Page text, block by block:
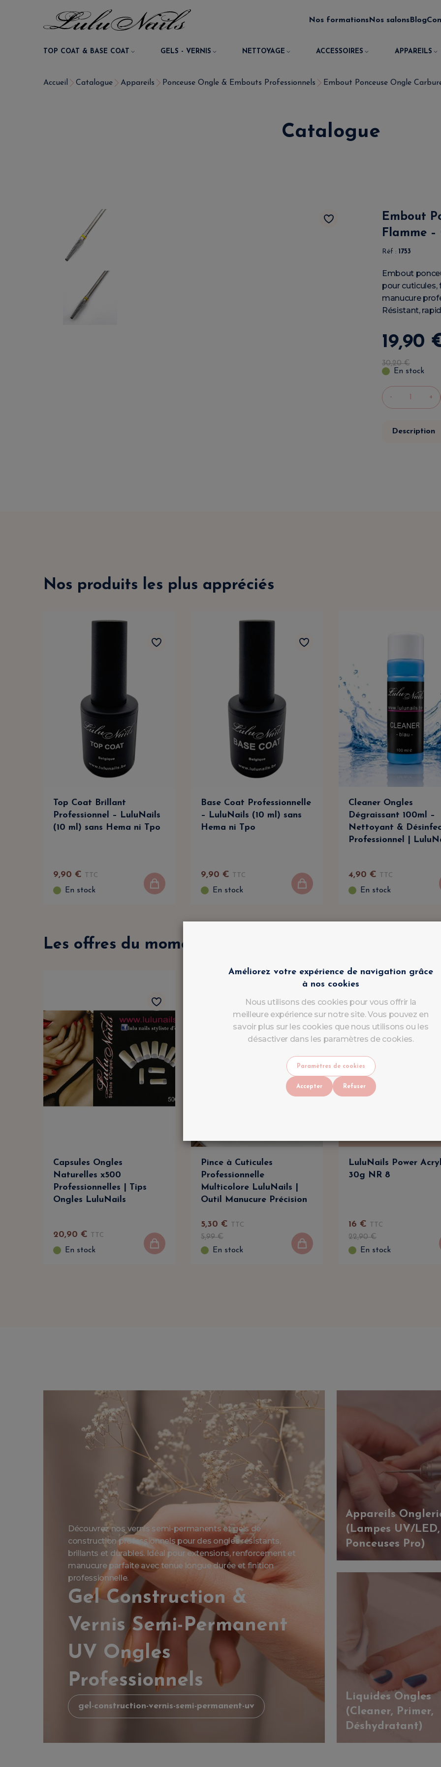
Nos formationsNos salons Blog
TOP COAT & BASE COAT GELS - VERNIS NETTOYAGE ACCESSOIRES APPAREILS
Accueil Catalogue Appareils Ponceuse Ongle & Embouts Professionnels Embout Ponceuse Ongle
Catalogue
Embout
Flamme
Réf : 1753
Embout
pour cuticules,
manucure
Résistant,
19,90
30,20€
En stock
- +
Description
Nos produits les plus appréciés
Top Coat Brillant
Professionnel – LuluNails
(10 ml) sans Hema ni Tpo
9,90 € TTC
En stock
Base Coat Professionnelle
– LuluNails (10 ml) sans
Hema ni Tpo
9,90 € TTC
En stock
Cleaner Ongles
Dégraissant 100ml –
Nettoyant &
Professionnel |
4,90 € TTC
En stock
Les offres du moment
Capsules Ongles
Naturelles x500
Professionnelles | Tips
Ongles LuluNails
20,90 € TTC
En stock
Pince à Cuticules
Professionnelle
Multicolore LuluNails |
Outil Manucure Précision
5,30 € TTC
5,99€
En stock
LuluNails Power
30g NR 8
16 € TTC
22,90€
En stock
Découvrez nos vernis semi-permanents et gels de
construction professionnels pour des ongles résistants,
brillants et durables. Idéal pour extensions, renforcement et
manucure parfaite avec tenue longue durée et finition
professionnelle.
Gel Construction &
Vernis Semi-Permanent
UV Ongles
Professionnels
gel-construction-vernis-semi-permanent-uv
Appareils
(Lampes UV/LED,
Ponceuses Pro)
Liquides Ongles
(Cleaner, Primer,
Déshydratant)
Améliorez votre expérience de navigation grâce
à nos cookies
Nous utilisons des cookies pour vous offrir la
meilleure expérience sur notre site. Vous pouvez en
savoir plus sur les cookies que nous utilisons ou les
désactiver dans les paramètres de cookies.
Paramètres de cookies
Accepter Refuser